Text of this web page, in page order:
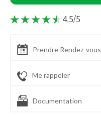
4,5/5
Prendre Rendez-vous
Me rappeler
Documentation